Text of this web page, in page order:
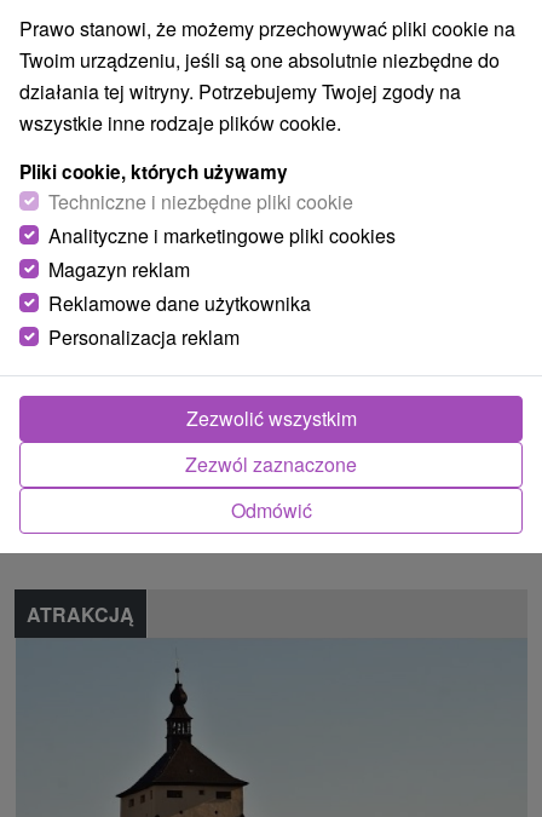
Region turystyczny
Pohronie, Štiavnické vrchy
Znalazłeś błąd lub chcesz polecić nam nową atrakcję
Zgłoś błąd
ATRAKCJĄ
Prawo stanowi, że możemy przechowywać pliki cookie na
Twoim urządzeniu, jeśli są one absolutnie niezbędne do
działania tej witryny. Potrzebujemy Twojej zgody na
wszystkie inne rodzaje plików cookie.
Pliki cookie, których używamy
Techniczne i niezbędne pliki cookie
Analityczne i marketingowe pliki cookies
Magazyn reklam
Reklamowe dane użytkownika
Personalizacja reklam
Odmówić
Zezwól zaznaczone
Zezwolić wszystkim